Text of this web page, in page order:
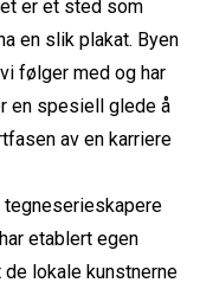
er et sted som
en slik plakat. Byen
følger med og har
en spesiell glede å
av en karriere
tegneserieskapere
etablert egen
lokale kunstnerne